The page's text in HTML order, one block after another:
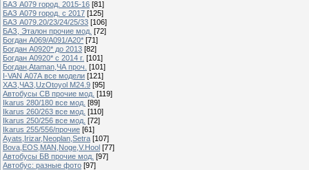
БАЗ А079 город. 2015-16 [81]
БАЗ А079 город. с 2017 [125]
БАЗ А079.20/23/24/25/33 [106]
БАЗ, Эталон прочие мод. [72]
Богдан А069/А091/А20* [71]
Богдан А0920* до 2013 [82]
Богдан А0920* с 2014 г. [101]
Богдан,Ataman,ЧА проч. [101]
I-VAN А07А все модели [121]
ХАЗ,ЧАЗ,UzOtoyol M24.9 [95]
Автобусы СВ прочие мод. [119]
Ikarus 280/180 все мод. [89]
Ikarus 260/263 все мод. [110]
Ikarus 250/256 все мод. [72]
Ikarus 255/556/прочие [61]
Ayats,Irizar,Neoplan,Setra [107]
Bova,EOS,MAN,Noge,V.Hool [77]
Автобусы БВ прочие мод. [97]
Автобус: разные фото [97]